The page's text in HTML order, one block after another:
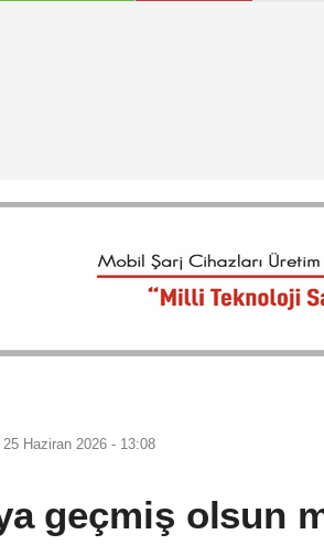
25 Haziran 2026 - 13:08
geçmiş olsun